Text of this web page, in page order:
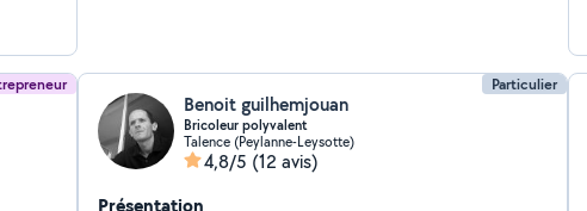
Particulier
Benoit guilhemjouan
Bricoleur polyvalent
Talence (Peylanne-Leysotte)
4,8/5 (12 avis)
Présentation